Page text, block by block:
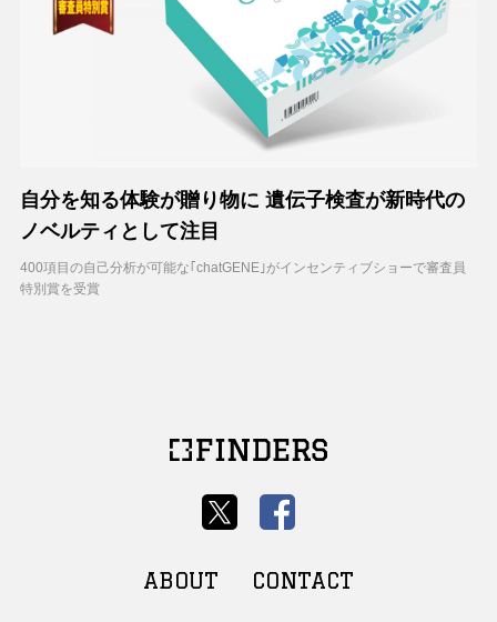
自分を知る体験が贈り物に 遺伝子検査が新時代の
ノベルティとして注目
400項目の自己分析が可能な｢chatGENE｣がインセンティブショーで審査員
特別賞を受賞
ABOUT CONTACT